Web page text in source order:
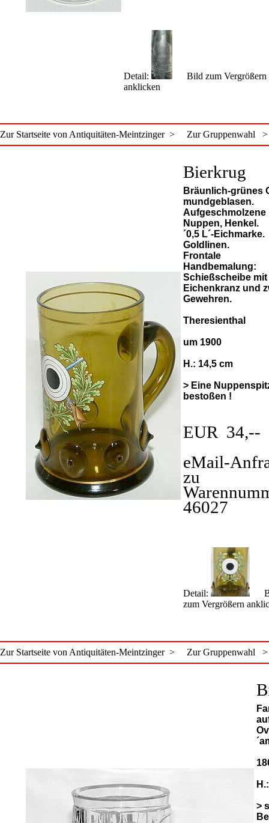
Detail:
Bild zum Vergrößern
anklicken
Zur Startseite von Antiquitäten-Meintzinger > Zur Gruppenwahl >
Bierkrug
Bräunlich-grünes
mundgeblasen.
Aufgeschmolzene
Nuppen, Henkel.
´0,5 L´-Eichmarke.
Goldlinen.
Frontale
Handbemalung:
Schießscheibe mit
Eichenkranz und
Gewehren.
Theresienthal
um 1900
H.: 14,5 cm
> Eine
bestoßen !
EUR 34,--
eMail-
zu
46027
Detail:
zum Vergrößern
Zur Startseite von Antiquitäten-Meintzinger > Zur Gruppenwahl >
>